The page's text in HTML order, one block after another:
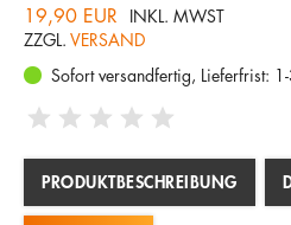
19,90 EUR
INKL. MWST
ZZGL. VERSAND
Sofort versandfertig, Lieferfrist:
PRODUKTBESCHREIBUNG